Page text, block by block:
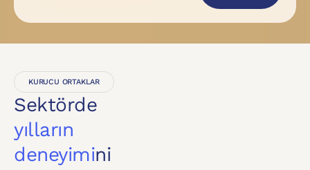
KURUCU ORTAKLAR
Sektörde
yılların
deneyimini